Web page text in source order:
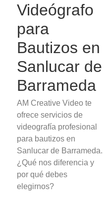
Videógrafo
para
Bautizos en
Sanlucar de
Barrameda
AM Creative Video te
ofrece servicios de
videografía profesional
para bautizos en
Sanlucar de Barrameda.
¿Qué nos diferencia y
por qué debes
elegirnos?